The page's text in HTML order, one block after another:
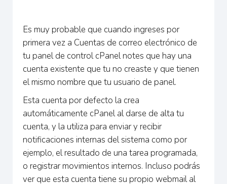
Es muy probable que cuando ingreses por
primera vez a Cuentas de correo electrónico de
tu panel de control cPanel notes que hay una
cuenta existente que tu no creaste y que tienen
el mismo nombre que tu usuario de panel.
Esta cuenta por defecto la crea
automáticamente cPanel al darse de alta tu
cuenta, y la utiliza para enviar y recibir
notificaciones internas del sistema como por
ejemplo, el resultado de una tarea programada,
o registrar movimientos internos. Incluso podrás
ver que esta cuenta tiene su propio webmail al